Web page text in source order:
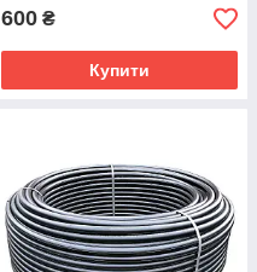
600 ₴
Купити